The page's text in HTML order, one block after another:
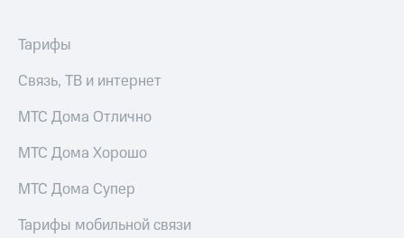
Тарифы
Связь, ТВ и интернет
МТС Дома Отлично
МТС Дома Хорошо
МТС Дома Супер
Тарифы мобильной связи